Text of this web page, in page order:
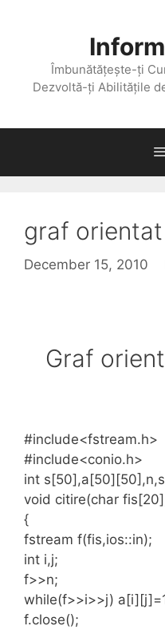
Îmbunătățește-ți
Dezvoltă-ți Abilitățile
graf
December 15, 2010
Graf
#include<fstream.h>
#include<conio.h>
int
void citire(char
{
fstream f(fis,ios::in);
int i,j;
f>>n;
while(f>>i>>j)
f.close();